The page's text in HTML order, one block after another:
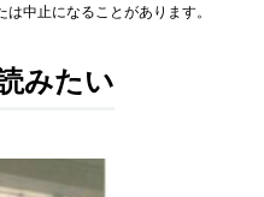
中止になることがあります。
みたい